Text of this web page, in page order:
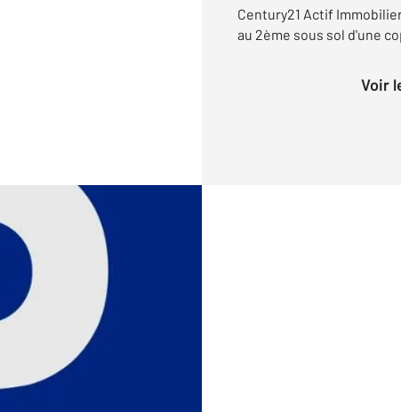
Century21 Actif
au 2ème sous sol d'une
Voir